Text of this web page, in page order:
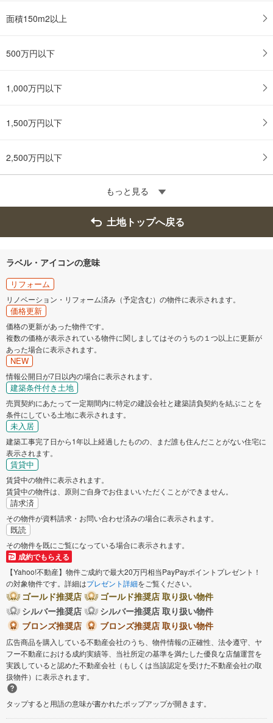
面積150m2以上
500万円以下
1,000万円以下
1,500万円以下
2,500万円以下
もっと見る
土地トップへ戻る
ラベル・アイコンの意味
リフォーム
リノベーション・リフォーム済み（予定含む）の物件に表示されます。
価格更新
価格の更新があった物件です。
複数の価格が表示されている物件に関しましてはそのうちの１つ以上に更新が
あった場合に表示されます。
NEW
情報公開日が7日以内の場合に表示されます。
建築条件付き土地
売買契約にあたって一定期間内に特定の建設会社と建築請負契約を結ぶことを
条件にしている土地に表示されます。
未入居
建築工事完了日から1年以上経過したものの、まだ誰も住んだことがない住宅に
表示されます。
賃貸中
賃貸中の物件に表示されます。
賃貸中の物件は、原則ご自身でお住まいいただくことができません。
請求済
その物件が資料請求・お問い合わせ済みの場合に表示されます。
既読
その物件を既にご覧になっている場合に表示されます。
成約でもらえる
【Yahoo!不動産】物件ご成約で最大20万円相当PayPayポイントプレゼント！
の対象物件です。詳細はプレゼント詳細をご覧ください。
ゴールド推奨店
ゴールド推奨店 取り扱い物件
シルバー推奨店
シルバー推奨店 取り扱い物件
ブロンズ推奨店
ブロンズ推奨店 取り扱い物件
広告商品を購入している不動産会社のうち、物件情報の正確性、法令遵守、ヤ
フー不動産における成約実績等、当社所定の基準を満たした優良な店舗運営を
実践していると認めた不動産会社（もしくは当該認定を受けた不動産会社の取
扱物件）に表示されます。
タップすると用語の意味が書かれたポップアップが開きます。